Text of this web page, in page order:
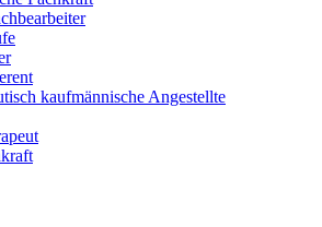
kaufmännische Angestellte